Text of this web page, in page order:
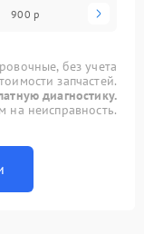
900 р
без учета
запчастей.
диагностику.
на неисправность.